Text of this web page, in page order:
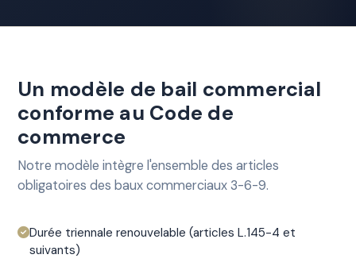
Un modèle de bail commercial
conforme au Code de
commerce
Notre modèle intègre l'ensemble des articles
obligatoires des baux commerciaux 3-6-9.
Durée triennale renouvelable (articles L.145-4 et
suivants)